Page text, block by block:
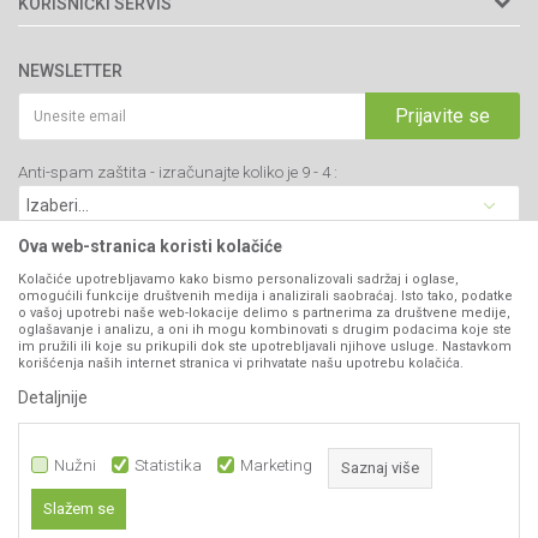
34000 Kragujevac, Srbija
webshop@agromarket.rs
PIB: 102135221
Matični broj: 07593252
Prodavnice
Brendovi
Katalozi
Blog
Najčešća pitanja
Politika privatnosti
Kako kupiti
Isporuka
Click & Collect
Načini plaćanja
Plaćanje karticama
Web kredit Raiffeisen banke
Pravo na odustajanje
Reklamacije
Zamena artikala
NEWSLETTER
Prijavite se
Anti-spam zaštita - izračunajte koliko je 9 - 4 :
VIBER I SMS NEWSLETTER
Prijavite se
PRATITE NAS
Ova web-stranica koristi kolačiće
Kolačiće upotrebljavamo kako bismo personalizovali sadržaj i oglase,
omogućili funkcije društvenih medija i analizirali saobraćaj. Isto tako, podatke
o vašoj upotrebi naše web-lokacije delimo s partnerima za društvene medije,
oglašavanje i analizu, a oni ih mogu kombinovati s drugim podacima koje ste
im pružili ili koje su prikupili dok ste upotrebljavali njihove usluge. Nastavkom
korišćenja naših internet stranica vi prihvatate našu upotrebu kolačića.
Detaljnije
Nužni Statistika Marketing Saznaj više
Slažem se